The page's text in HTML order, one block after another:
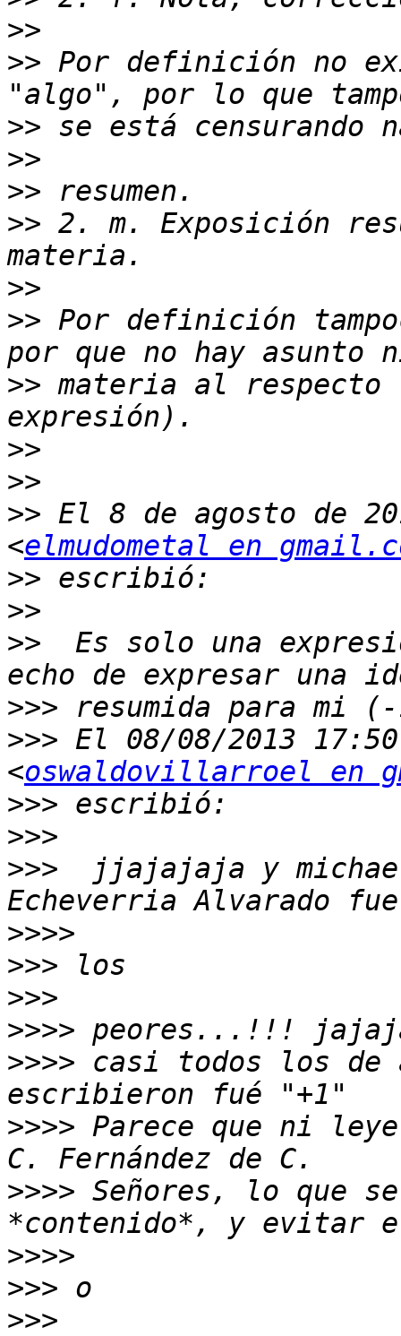
>>
>> Por definición no
>>
>>
>>
>> 2. m. Exposición
>>
>> Por definición
>> materia al
>>
>>
>> El 8 de agosto de
<elmudometal en
>>
>>
>>
Es solo una
>>>
>>> El 08/08/2013
<oswaldovillarroel en
>>>
>>>
>>>
jjajajaja y
>>>>
>>>
>>>
>>>>
>>>> casi todos los de
>>>> Parece que ni
>>>> Señores, lo que
>>>>
>>>
>>>